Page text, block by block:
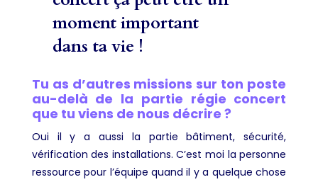
moment important
dans ta vie !
Tu as d’autres missions sur ton poste
au-delà de la partie régie concert
que tu viens de nous décrire ?
Oui il y a aussi la partie bâtiment, sécurité,
vérification des installations. C’est moi la personne
ressource pour l’équipe quand il y a quelque chose